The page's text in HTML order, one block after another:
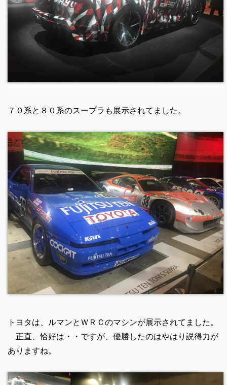
７０系と８０系のスープラも展示されてました。
トヨタは、ルマンとＷＲＣのマシンが展示されてました。
正直、恰好は・・ですが、優勝したのはやはり説得力が
ありますね。